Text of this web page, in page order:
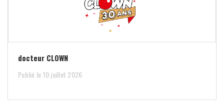
docteur CLOWN
Publié le 10 juillet 2026